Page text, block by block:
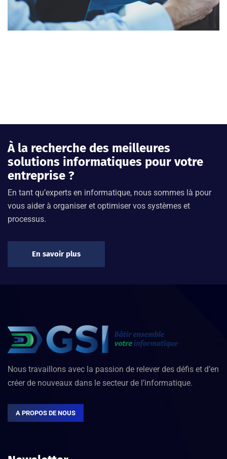
À la recherche des meilleures
solutions informatiques pour votre
entreprise ?
En tant qu’experts en informatique, nous sommes là pour
vous aider à organiser et optimiser vos systèmes et
processus.
En savoir plus
Nous travaillons avec la passion de relever des défis et d’en
créer de nouveaux dans le secteur de l’informatique.
A PROPOS DE NOUS